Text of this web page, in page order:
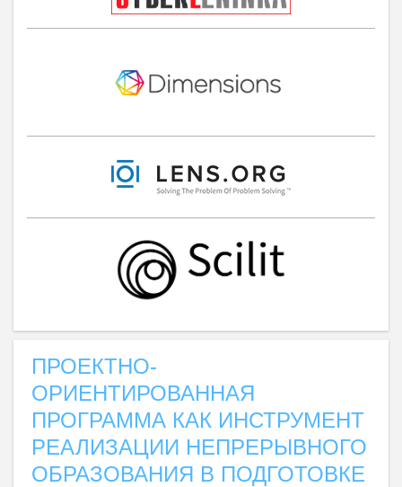
ПРОЕКТНО-
ОРИЕНТИРОВАННАЯ
ПРОГРАММА КАК ИНСТРУМЕНТ
РЕАЛИЗАЦИИ НЕПРЕРЫВНОГО
ОБРАЗОВАНИЯ В ПОДГОТОВКЕ